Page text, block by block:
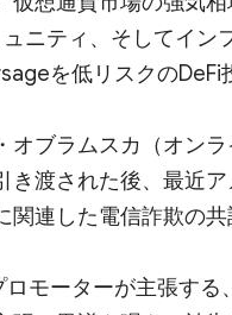
ニティ、そしてイン
を低リスクのDeFi
オブラムスカ（オン
き渡された後、最近
連した電信詐欺の共
モーターが主張す